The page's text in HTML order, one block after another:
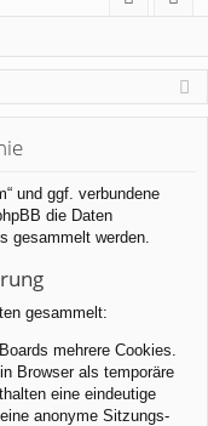
m
el
n
ist
rie
und ggf. verbundene
die Daten
gesammelt werden.
gesammelt:
mehrere Cookies.
Browser als temporäre
eine eindeutige
anonyme Sitzungs-